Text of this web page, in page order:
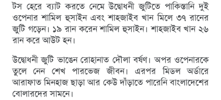
টস হেরে ব্যাট করতে নেমে উদ্বোধনী জুটিতে পাকিস্তানি দুই
ওপেনার শামিল হুসাইন এবং শাহজাইব খান মিলে ৩৭ রানের
জুটি গড়েন। ১৯ রান করেন শামিল হুসাইন। শাহজাইব খান ২৬
রান করে আউট হন।
উদ্বোধনী জুটি ভাঙেন রোহানাত দৌলা বর্ষণ। অপর ওপেনারকে
তুলে নেন শেখ পারভেজ জীবন। এরপর মিডল অর্ডারে
আরাফাত মিনহাজ ছাড়া আর কেউ দাঁড়াতে পারেনি বাংলাদেশের
বোলারদের সামনে।